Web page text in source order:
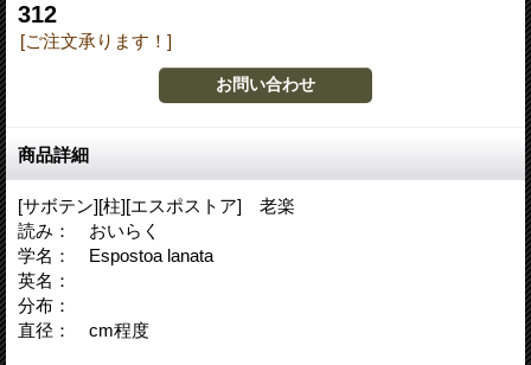
312
[ご注文承ります！]
商品詳細
[サボテン][柱][エスポストア] 老楽
読み： おいらく
学名： Espostoa lanata
英名：
分布：
直径： cm程度